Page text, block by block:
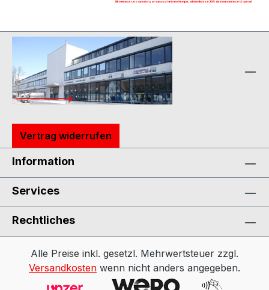
Vertrag widerrufen
Information
Services
Rechtliches
Alle Preise inkl. gesetzl. Mehrwertsteuer zzgl.
Versandkosten wenn nicht anders angegeben.